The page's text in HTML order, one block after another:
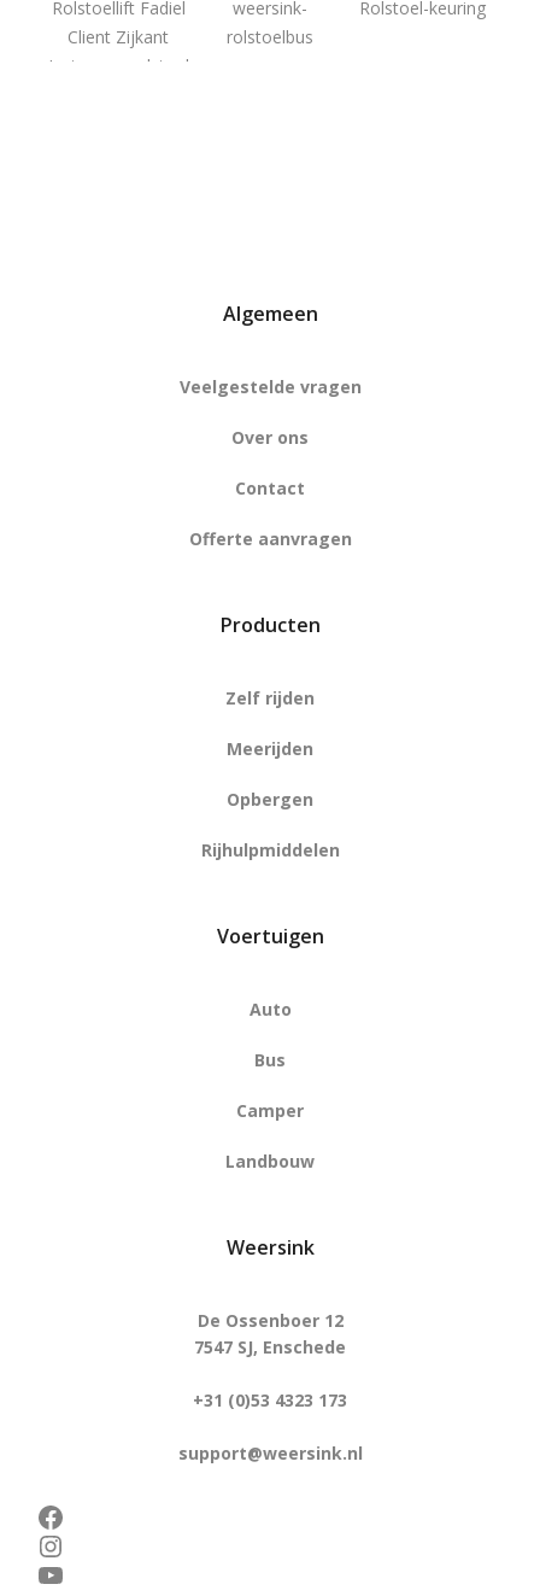
Algemeen
Veelgestelde vragen
Over ons
Contact
Offerte aanvragen
Producten
Zelf rijden
Meerijden
Opbergen
Rijhulpmiddelen
Voertuigen
Auto
Bus
Camper
Landbouw
Weersink
De Ossenboer 12
7547 SJ, Enschede
+31 (0)53 4323 173
support@weersink.nl
Facebook
Instagram
YouTube